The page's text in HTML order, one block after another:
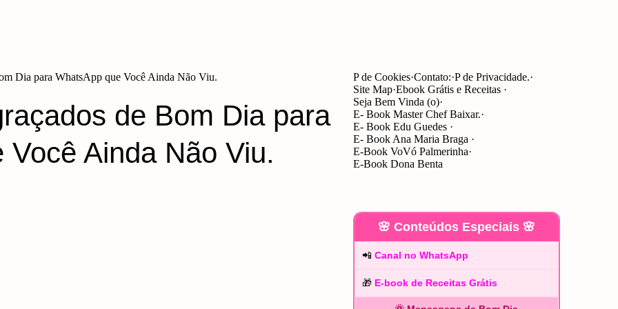
Dia para WhatsApp que Você Ainda Não Viu.
de Bom Dia para
Ainda Não Viu.
P de Cookies Contato: P de Privacidade.
Site Map Ebook Grátis e Receitas
Seja Bem Vinda (o)
E- Book Master Chef Baixar.
E- Book Edu Guedes
E- Book Ana Maria Braga
E-Book VoVó Palmerinha
E-Book Dona Benta
🌸 Conteúdos Especiais 🌸
📲 Canal no WhatsApp
🎁 E-book de Receitas Grátis